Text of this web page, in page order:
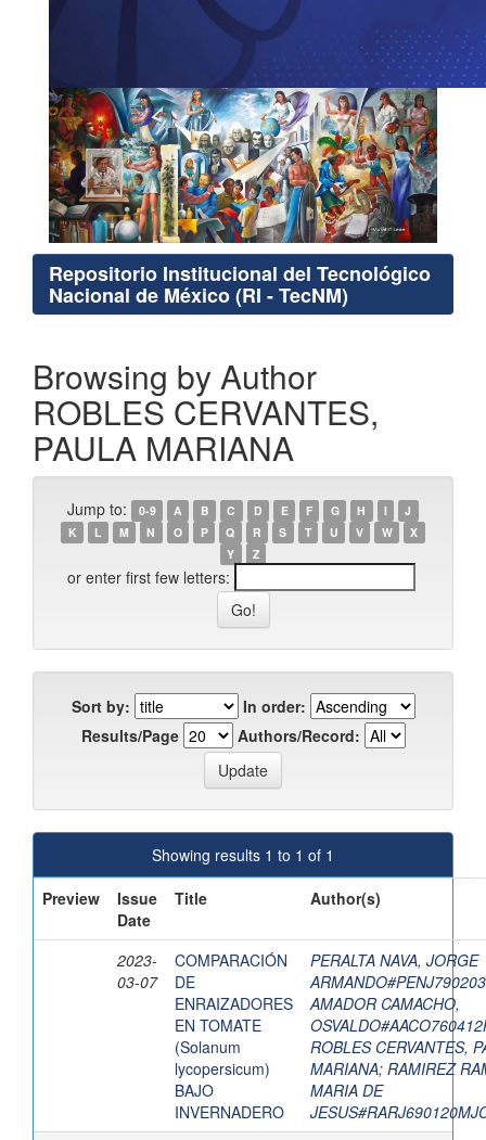
Repositorio Institucional del Tecnológico
Nacional de México (RI - TecNM)
Browsing by Author
ROBLES CERVANTES,
PAULA MARIANA
Jump to: 0-9 A B C D E F G H I
J
K
L M N O P Q R S T U V W
X
Y
Z
or enter first few letters:
Sort by:
In order:
Results/Page
Authors/Record:
Showing results 1 to 1 of 1
Preview
Issue
Date
Title Author(s)
2023-
03-07
COMPARACIÓN
DE
ENRAIZADORES
EN TOMATE
(Solanum
lycopersicum)
BAJO
INVERNADERO
PERALTA NAVA, JORGE
AMADOR CAMACHO,
ROBLES CERVANTES,
MARIANA; RAMIREZ
MARIA DE